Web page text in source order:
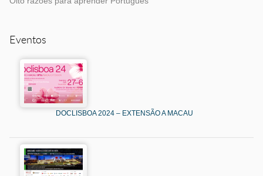
Eventos
DOCLISBOA 2024 – EXTENSÃO A MACAU